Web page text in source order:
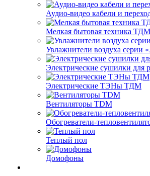
Аудио-видео кабели и
Мелкая бытовая техника ТДМ
Увлажнители воздуха серии
Электрические сушилки для
Электрические ТЭНы ТДМ
Вентиляторы TDM
Обогреватели-
Теплый пол
Домофоны